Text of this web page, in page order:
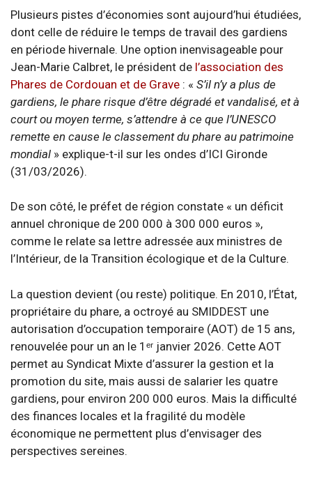
Plusieurs pistes d’économies sont aujourd’hui étudiées,
dont celle de réduire le temps de travail des gardiens
en période hivernale. Une option inenvisageable pour
Jean-Marie Calbret, le président de l’association des
Phares de Cordouan et de Grave : « S’il n’y a plus de
gardiens, le phare risque d’être dégradé et vandalisé, et à
court ou moyen terme, s’attendre à ce que l’UNESCO
remette en cause le classement du phare au patrimoine
mondial » explique-t-il sur les ondes d’ICI Gironde
(31/03/2026).
De son côté, le préfet de région constate « un déficit
annuel chronique de 200 000 à 300 000 euros »,
comme le relate sa lettre adressée aux ministres de
l’Intérieur, de la Transition écologique et de la Culture.
La question devient (ou reste) politique. En 2010, l’État,
propriétaire du phare, a octroyé au SMIDDEST une
autorisation d’occupation temporaire (AOT) de 15 ans,
renouvelée pour un an le 1ᵉʳ janvier 2026. Cette AOT
permet au Syndicat Mixte d’assurer la gestion et la
promotion du site, mais aussi de salarier les quatre
gardiens, pour environ 200 000 euros. Mais la difficulté
des finances locales et la fragilité du modèle
économique ne permettent plus d’envisager des
perspectives sereines.